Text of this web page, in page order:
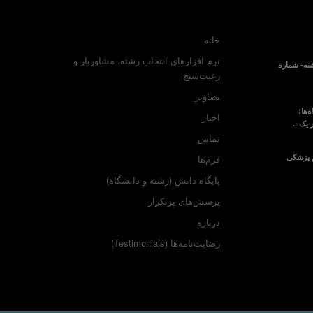
شماره
یک...
پزشکی
خانه
نرم افزارهای انتخاب رشته، مشاوریار و
رغبت‌سنج
تصاویر
اخبار
تماس
فرم‌ها
پایگاه دانش (رشته و دانشگاه)
پرسش‌های پرتکرار
درباره
رضایت‌نامه‌ها (Testimonials)